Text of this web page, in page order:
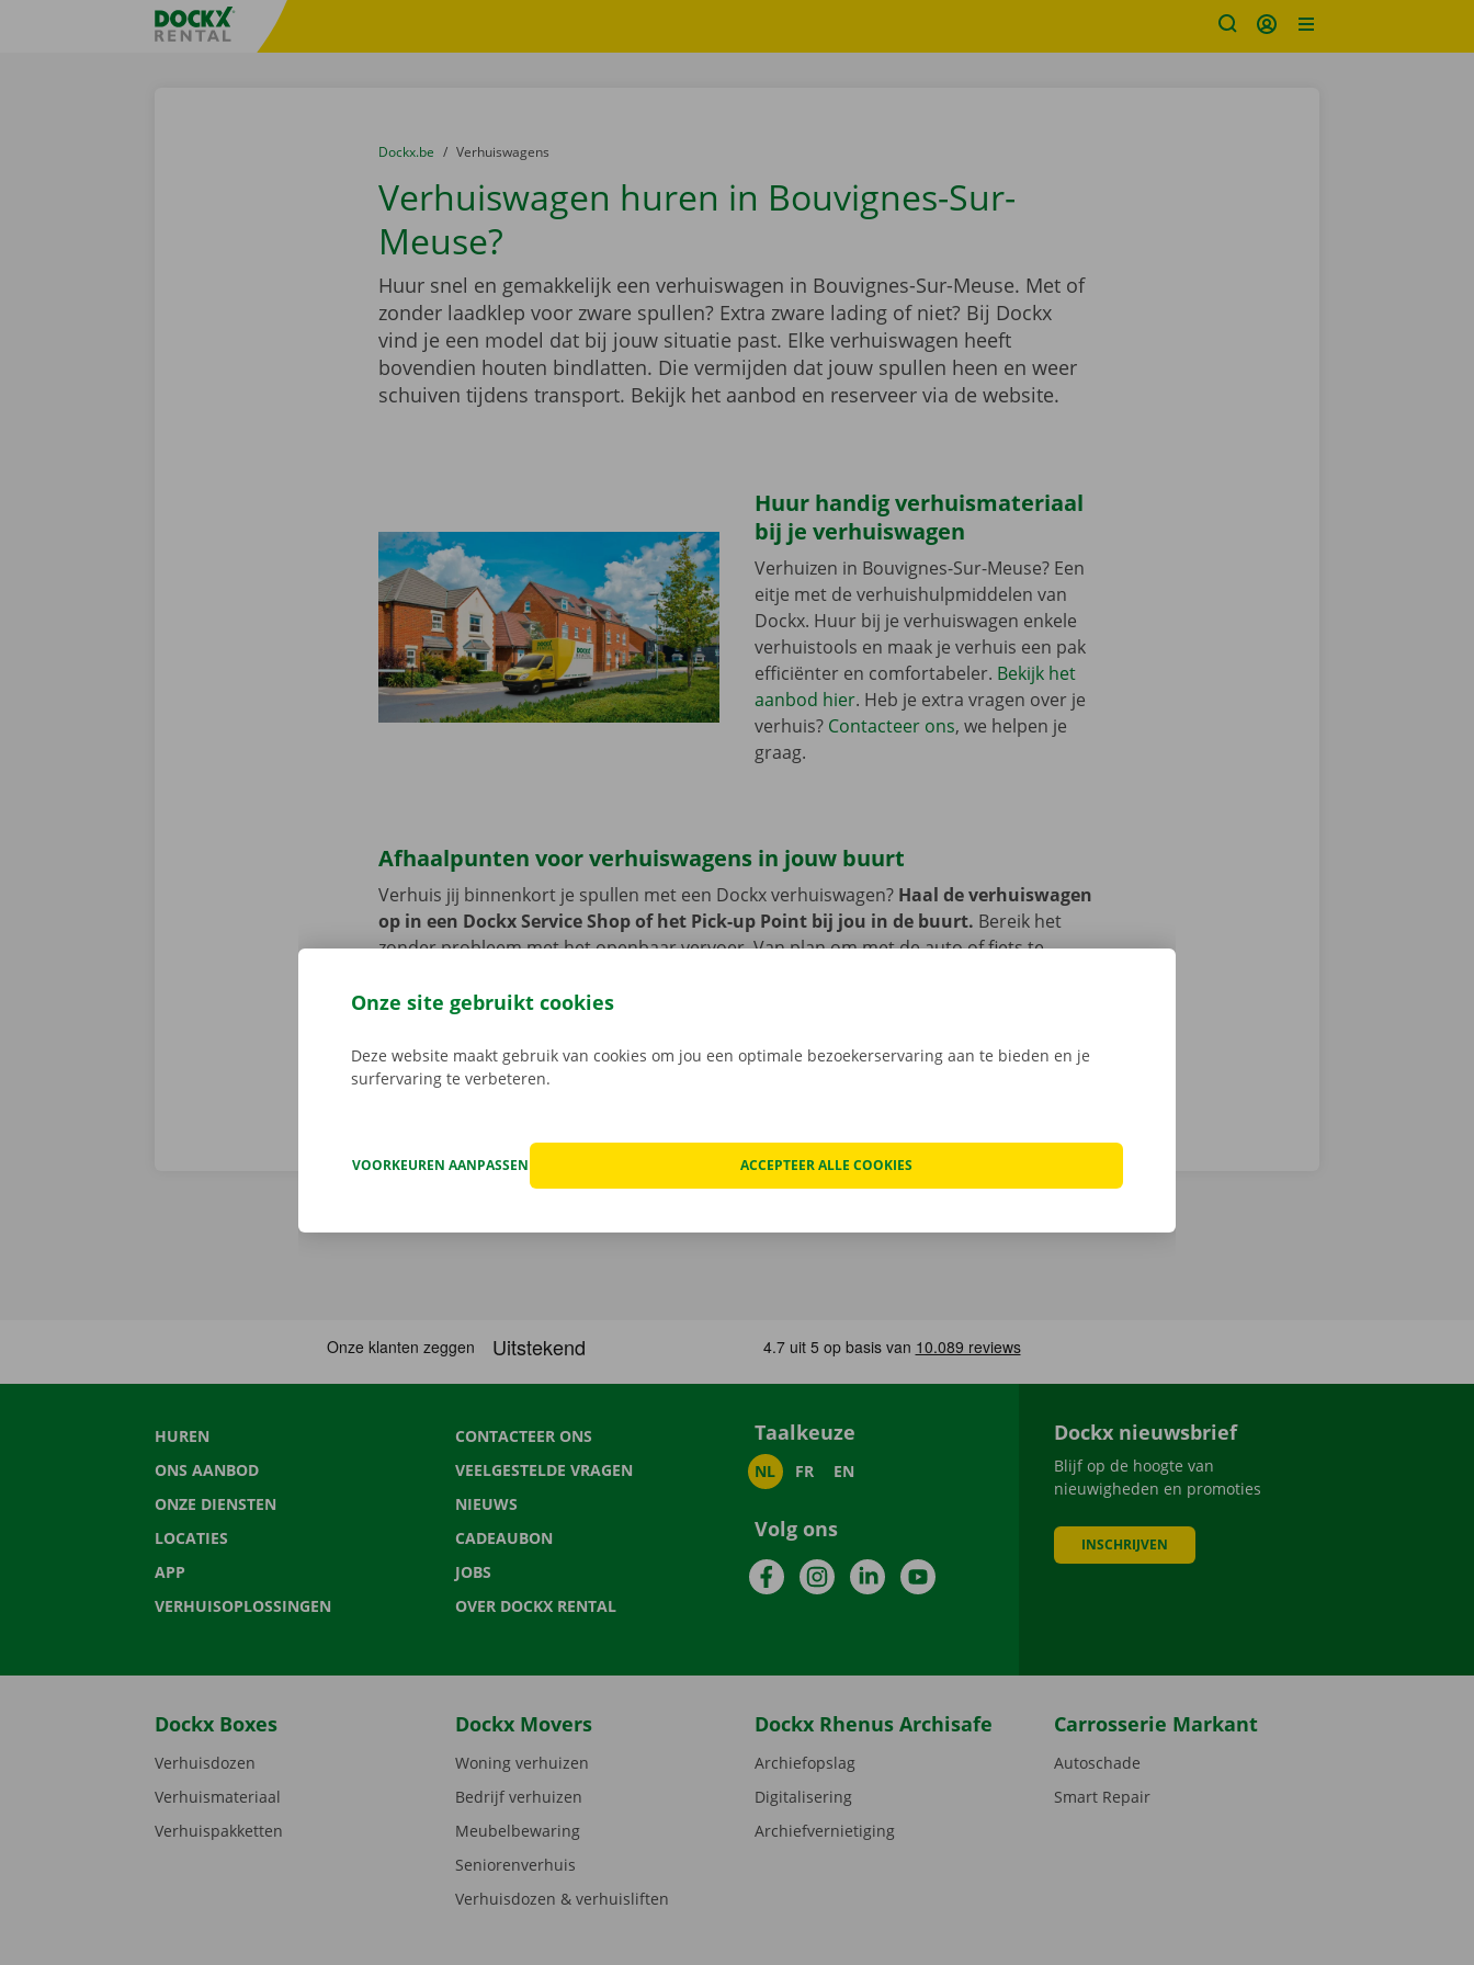
Taalselectie overslaanFratello DEMO
U bevindt zich hier:
van
Dockx.be naar
Verhuiswagens
Verhuiswagen huren in Bouvignes-Sur-
Meuse?
Huur snel en gemakkelijk een verhuiswagen in Bouvignes-Sur-Meuse. Met of
zonder laadklep voor zware spullen? Extra zware lading of niet? Bij Dockx
vind je een model dat bij jouw situatie past. Elke verhuiswagen heeft
bovendien houten bindlatten. Die vermijden dat jouw spullen heen en weer
schuiven tijdens transport. Bekijk het aanbod en reserveer via de website.
Huur handig verhuismateriaal
bij je verhuiswagen
Verhuizen in Bouvignes-Sur-Meuse? Een
eitje met de verhuishulpmiddelen van
Dockx. Huur bij je verhuiswagen enkele
verhuistools en maak je verhuis een pak
efficiënter en comfortabeler. Bekijk het
aanbod hier. Heb je extra vragen over je
verhuis? Contacteer ons, we helpen je
graag.
Afhaalpunten voor verhuiswagens in jouw buurt
Verhuis jij binnenkort je spullen met een Dockx verhuiswagen? Haal de verhuiswagen
op in een Dockx Service Shop of het Pick-up Point bij jou in de buurt. Bereik het
zonder probleem met het openbaar vervoer. Van plan om met de auto of fiets te
huurtermijn.
HUREN
ONS AANBOD
ONZE DIENSTEN
LOCATIES
APP
VERHUISOPLOSSINGEN
CONTACTEER ONS
VEELGESTELDE VRAGEN
NIEUWS
CADEAUBON
JOBS
OVER DOCKX RENTAL
Taalkeuze
NL FR EN
Volg ons
FacebookInstagramLinkedInYouTube
Dockx nieuwsbrief
Blijf op de hoogte van
nieuwigheden en promoties
INSCHRIJVEN
Dockx Boxes
Verhuisdozen
Verhuismateriaal
Verhuispakketten
Dockx Movers
Woning verhuizen
Bedrijf verhuizen
Meubelbewaring
Seniorenverhuis
Verhuisdozen & verhuisliften
Dockx Rhenus Archisafe
Archiefopslag
Digitalisering
Archiefvernietiging
Carrosserie Markant
Autoschade
Smart Repair
Onze site gebruikt cookies
Deze website maakt gebruik van cookies om jou een optimale bezoekerservaring aan te bieden en je
surfervaring te verbeteren.
VOORKEUREN AANPASSEN ACCEPTEER ALLE COOKIES